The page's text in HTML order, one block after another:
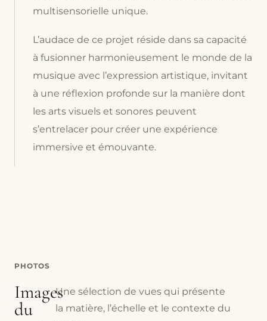
multisensorielle unique.
L’audace de ce projet réside dans sa capacité
à fusionner harmonieusement le monde de la
musique avec l’expression artistique, invitant
à une réflexion profonde sur la manière dont
les arts visuels et sonores peuvent
s’entrelacer pour créer une expérience
immersive et émouvante.
PHOTOS
Images
du
Une sélection de vues qui présente
la matière, l’échelle et le contexte du